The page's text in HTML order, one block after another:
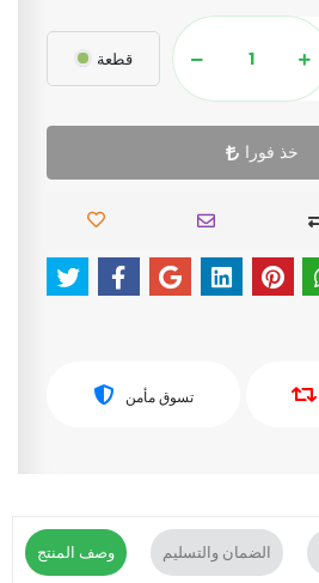
قطعة
خذ فورا
تسوق مأمن
وصف المنتج الضمان والتسليم